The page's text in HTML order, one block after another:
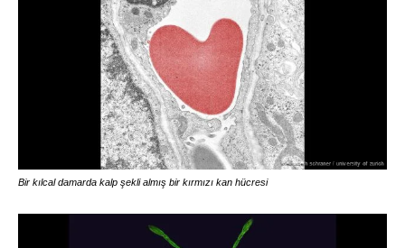
Bir kılcal damarda kalp şekli almış bir kırmızı kan hücresi